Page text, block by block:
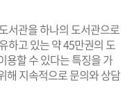
서관을 하나의 도서관으로
하고 있는 약 45만권의 도
용할 수 있다는 특징을 가
해 지속적으로 문의와 상담